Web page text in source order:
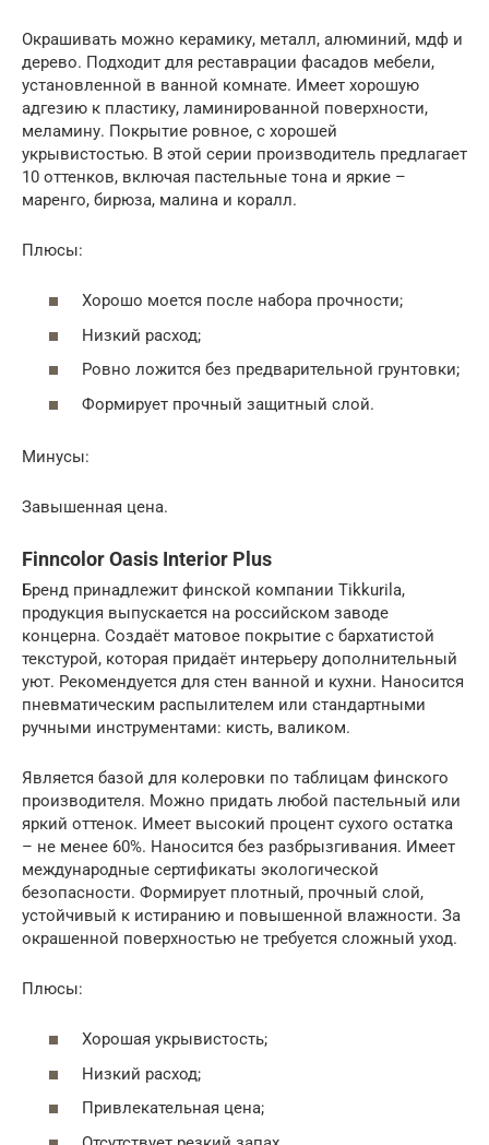
Окрашивать можно керамику, металл, алюминий, мдф и
дерево. Подходит для реставрации фасадов мебели,
установленной в ванной комнате. Имеет хорошую
адгезию к пластику, ламинированной поверхности,
меламину. Покрытие ровное, с хорошей
укрывистостью. В этой серии производитель предлагает
10 оттенков, включая пастельные тона и яркие –
маренго, бирюза, малина и коралл.
Плюсы:
Хорошо моется после набора прочности;
Низкий расход;
Ровно ложится без предварительной грунтовки;
Формирует прочный защитный слой.
Минусы:
Завышенная цена.
Finncolor Oasis Interior Plus
Бренд принадлежит финской компании Tikkurila,
продукция выпускается на российском заводе
концерна. Создаёт матовое покрытие с бархатистой
текстурой, которая придаёт интерьеру дополнительный
уют. Рекомендуется для стен ванной и кухни. Наносится
пневматическим распылителем или стандартными
ручными инструментами: кисть, валиком.
Является базой для колеровки по таблицам финского
производителя. Можно придать любой пастельный или
яркий оттенок. Имеет высокий процент сухого остатка
– не менее 60%. Наносится без разбрызгивания. Имеет
международные сертификаты экологической
безопасности. Формирует плотный, прочный слой,
устойчивый к истиранию и повышенной влажности. За
окрашенной поверхностью не требуется сложный уход.
Плюсы:
Хорошая укрывистость;
Низкий расход;
Привлекательная цена;